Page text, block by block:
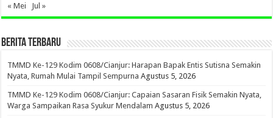
« Mei
Jul »
BERITA TERBARU
TMMD Ke-129 Kodim 0608/Cianjur: Harapan Bapak Entis Sutisna Semakin
Nyata, Rumah Mulai Tampil Sempurna Agustus 5, 2026
TMMD Ke-129 Kodim 0608/Cianjur: Capaian Sasaran Fisik Semakin Nyata,
Warga Sampaikan Rasa Syukur Mendalam Agustus 5, 2026